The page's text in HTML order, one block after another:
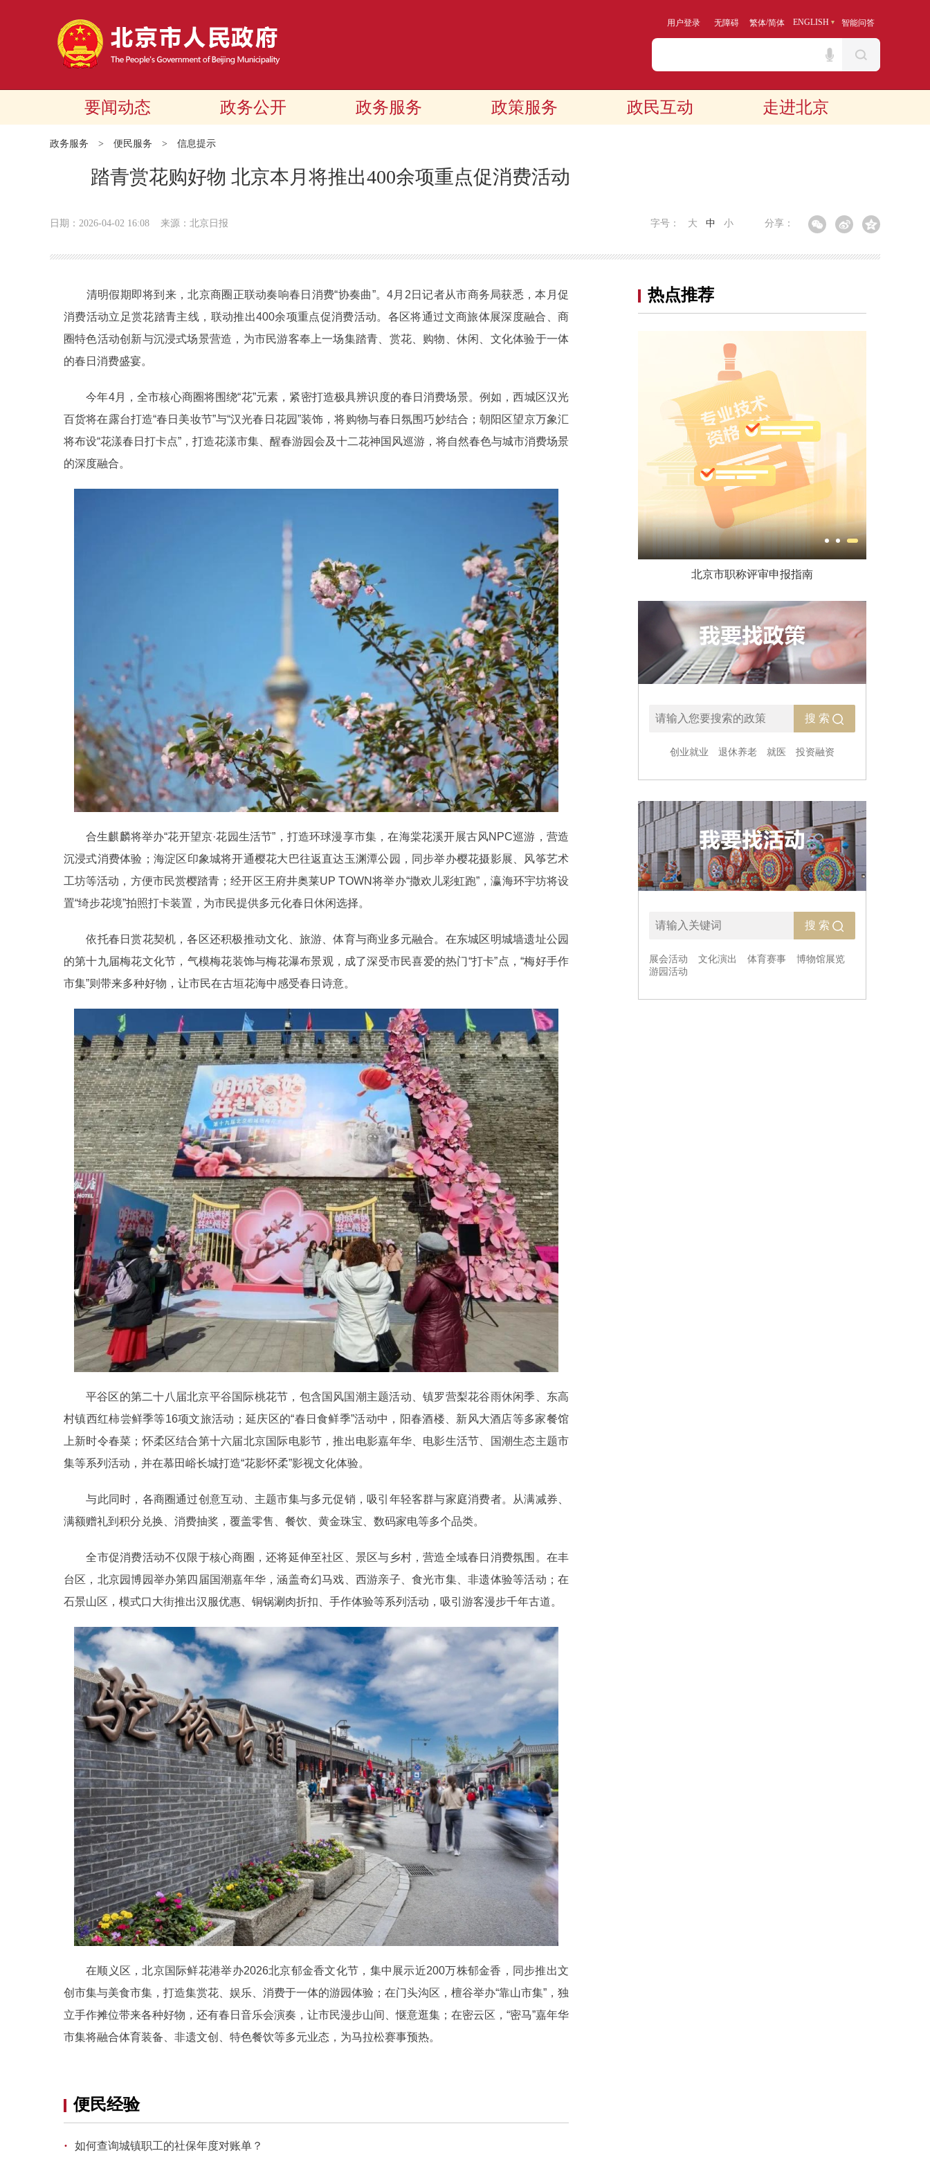
用户登录 无障碍 繁体/简体 ENGLISH 智能问答
要闻动态 政务公开 政务服务 政策服务 政民互动 走进北京
政务服务 > 便民服务 > 信息提示
踏青赏花购好物 北京本月将推出400余项重点促消费活动
日期：2026-04-02 16:08 来源：北京日报 分享：
字号： 大 中 小
清明假期即将到来，北京商圈正联动奏响春日消费“协奏曲”。4月2日记者从市商务局获悉，本月促
消费活动立足赏花踏青主线，联动推出400余项重点促消费活动。各区将通过文商旅体展深度融合、商
圈特色活动创新与沉浸式场景营造，为市民游客奉上一场集踏青、赏花、购物、休闲、文化体验于一体
的春日消费盛宴。
今年4月，全市核心商圈将围绕“花”元素，紧密打造极具辨识度的春日消费场景。例如，西城区汉光
百货将在露台打造“春日美妆节”与“汉光春日花园”装饰，将购物与春日氛围巧妙结合；朝阳区望京万象汇
将布设“花漾春日打卡点”，打造花漾市集、醒春游园会及十二花神国风巡游，将自然春色与城市消费场景
的深度融合。
合生麒麟将举办“花开望京·花园生活节”，打造环球漫享市集，在海棠花溪开展古风NPC巡游，营造
沉浸式消费体验；海淀区印象城将开通樱花大巴往返直达玉渊潭公园，同步举办樱花摄影展、风筝艺术
工坊等活动，方便市民赏樱踏青；经开区王府井奥莱UP TOWN将举办“撒欢儿彩虹跑”，瀛海环宇坊将设
置“绮步花境”拍照打卡装置，为市民提供多元化春日休闲选择。
依托春日赏花契机，各区还积极推动文化、旅游、体育与商业多元融合。在东城区明城墙遗址公园
的第十九届梅花文化节，气模梅花装饰与梅花瀑布景观，成了深受市民喜爱的热门“打卡”点，“梅好手作
市集”则带来多种好物，让市民在古垣花海中感受春日诗意。
平谷区的第二十八届北京平谷国际桃花节，包含国风国潮主题活动、镇罗营梨花谷雨休闲季、东高
村镇西红柿尝鲜季等16项文旅活动；延庆区的“春日食鲜季”活动中，阳春酒楼、新风大酒店等多家餐馆
上新时令春菜；怀柔区结合第十六届北京国际电影节，推出电影嘉年华、电影生活节、国潮生态主题市
集等系列活动，并在慕田峪长城打造“花影怀柔”影视文化体验。
与此同时，各商圈通过创意互动、主题市集与多元促销，吸引年轻客群与家庭消费者。从满减券、
满额赠礼到积分兑换、消费抽奖，覆盖零售、餐饮、黄金珠宝、数码家电等多个品类。
全市促消费活动不仅限于核心商圈，还将延伸至社区、景区与乡村，营造全域春日消费氛围。在丰
台区，北京园博园举办第四届国潮嘉年华，涵盖奇幻马戏、西游亲子、食光市集、非遗体验等活动；在
石景山区，模式口大街推出汉服优惠、铜锅涮肉折扣、手作体验等系列活动，吸引游客漫步千年古道。
在顺义区，北京国际鲜花港举办2026北京郁金香文化节，集中展示近200万株郁金香，同步推出文
创市集与美食市集，打造集赏花、娱乐、消费于一体的游园体验；在门头沟区，檀谷举办“靠山市集”，独
立手作摊位带来各种好物，还有春日音乐会演奏，让市民漫步山间、惬意逛集；在密云区，“密马”嘉年华
市集将融合体育装备、非遗文创、特色餐饮等多元业态，为马拉松赛事预热。
便民经验
· 如何查询城镇职工的社保年度对账单？
热点推荐